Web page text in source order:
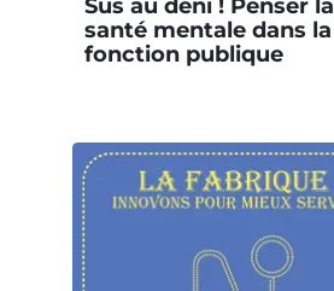
Sus au déni ! Penser la
santé mentale dans la
fonction publique